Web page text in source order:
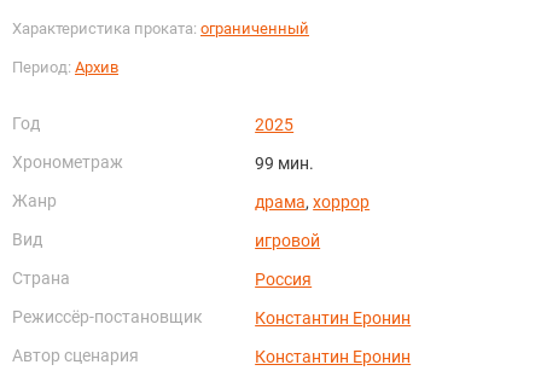
Характеристика проката: ограниченный
Период: Архив
Год
2025
Хронометраж
99 мин.
Жанр
драма,хоррор
Вид
игровой
Страна
Россия
Режиссёр-постановщик
Константин Еронин
Автор сценария
Константин Еронин